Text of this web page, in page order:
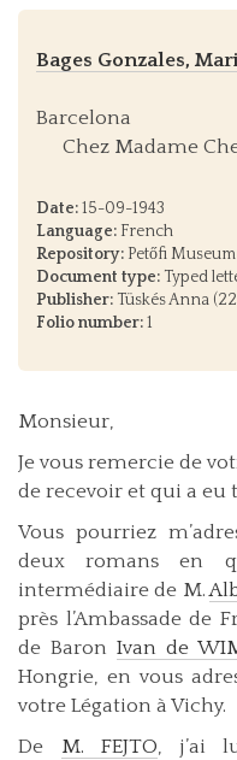
Bages Gonzales,
Barcelona
Chez Madame
Date:15-09-1943
Language: French
Repository: Petőfi
Document type: Typed
Publisher: Tüskés Anna
Folio number:1
Monsieur,
Je vous remercie de
de recevoir et qui a
Vous pourriez
deux romans en
intermédiaire de M.
près l’Ambassade de
de Baron Ivan de
Hongrie, en vous
votre Légation à Vichy.
De M. FEJTO, j’ai